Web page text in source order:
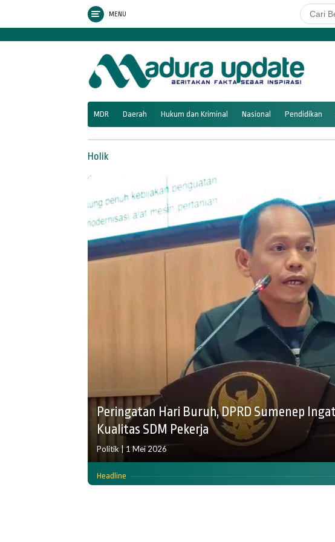
MENU
MDR Daerah Hukum dan Kriminal Nasional Pendidikan
Holik
Peringatan Hari Buruh, DPRD Sumenep
Kualitas SDM Pekerja
Politik |1 Mei 2026
Headline